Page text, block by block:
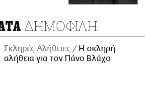
ΔΗΜΟΦΙΛΗ
Σκληρές Αλήθειες
H σκληρή
αλήθεια για τον Πάνο Βλάχο